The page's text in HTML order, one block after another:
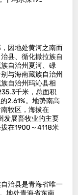
因地处黄河之南而
县、循化撒拉族自
自治州夏河、碌
与海南藏族自治州
自治州玛沁县相
千米，总面积
2.61%。地势南高
牧区，海拔在
发展畜牧业的主要
在1900～4118米
治县是青海省唯一
地处青海省东南